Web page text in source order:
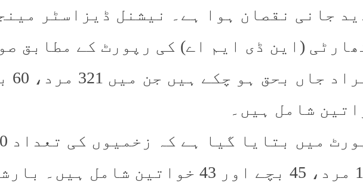
جانی نقصان ہوا ہے۔ نیشنل ڈیزاسٹر
شامل ہیں۔
182 مرد، 45 بچے اور 43 خواتین شامل